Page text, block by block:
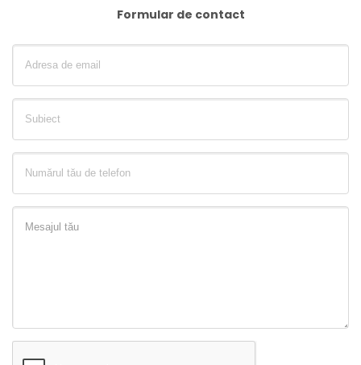
Formular de contact